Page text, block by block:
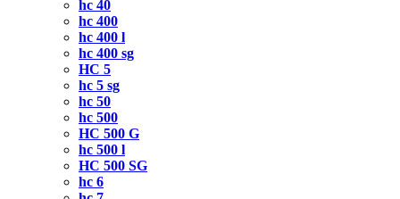
hc 40
hc 400
hc 400 l
hc 400 sg
HC 5
hc 5 sg
hc 50
hc 500
HC 500 G
hc 500 l
HC 500 SG
hc 6